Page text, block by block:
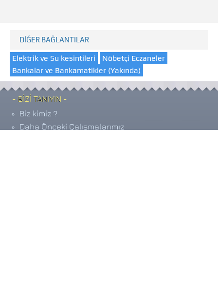
DİĞER BAĞLANTILAR
Elektrik ve Su kesintileri
Nöbetçi Eczaneler
Bankalar ve Bankamatikler (Yakında)
- BİZİ TANIYIN -
Biz kimiz ?
Daha Önceki Çalışmalarımız